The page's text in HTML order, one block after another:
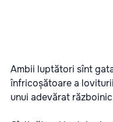
Ambii luptători sînt
înfricoșătoare a
unui adevărat